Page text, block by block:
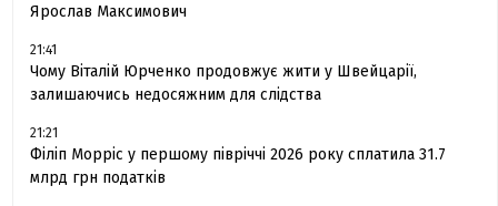
Ярослав Максимович
21:41
Чому Віталій Юрченко продовжує жити у Швейцарії,
залишаючись недосяжним для слідства
21:21
Філіп Морріс у першому півріччі 2026 року сплатила 31.7
млрд грн податків